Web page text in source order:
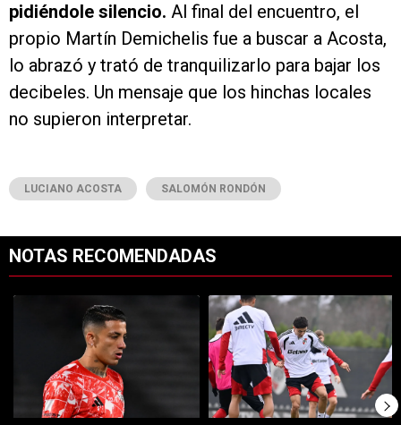
pidiéndole silencio. Al final del encuentro, el
propio Martín Demichelis fue a buscar a Acosta,
lo abrazó y trató de tranquilizarlo para bajar los
decibeles. Un mensaje que los hinchas locales
no supieron interpretar.
LUCIANO ACOSTA SALOMÓN RONDÓN
NOTAS RECOMENDADAS
Un artículo de tendencia con el título "Kevin Castaño se va de
Un artículo de tendencia con el